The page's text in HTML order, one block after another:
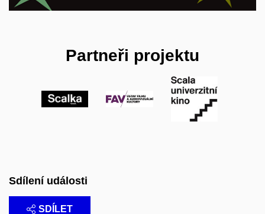
Partneři projektu
Sdílení události
SDÍLET